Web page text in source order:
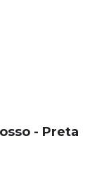
- Preta